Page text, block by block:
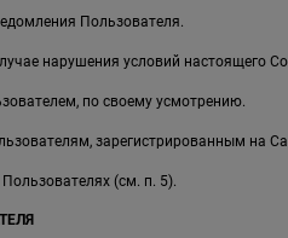
Пользователя.
нарушения условий настоящего
по своему усмотрению.
зарегистрированным на
(см. п. 5).